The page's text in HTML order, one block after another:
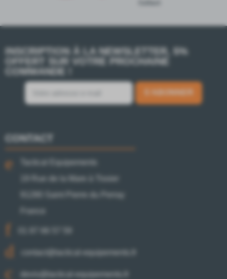
INSCRIPTION À LA NEWSLETTER, 5%
OFFERT SUR VOTRE PROCHAINE
COMMANDE !
CONTACT
Tactical Equipements
contact@tactical-equipements.fr
devis@tactical-equipements.fr